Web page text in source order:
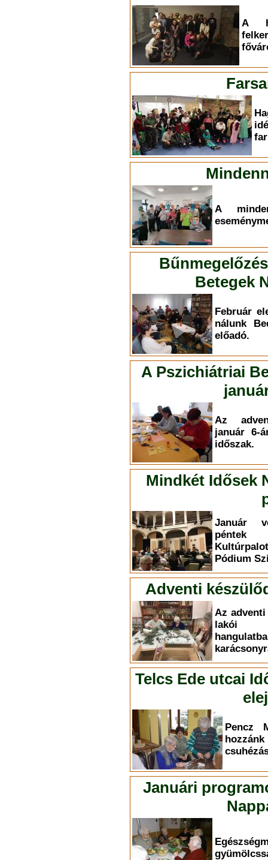
A
A
Betegek
Február
nálunk
előadó.
A Pszichiátriai
Az
január 6-
időszak.
Mindkét Idősek
Január
Pódium
Adventi
Az
lakói
Telcs Ede utcai
Pencz
Januári